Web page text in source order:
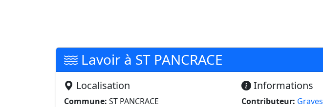
Lavoir à ST PANCRACE
Localisation
Commune: ST PANCRACE
Informations
Contributeur: Graves